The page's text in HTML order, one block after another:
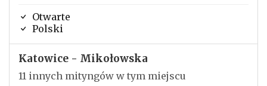
Otwarte
Polski
Katowice - Mikołowska
11 innych mityngów w tym miejscu